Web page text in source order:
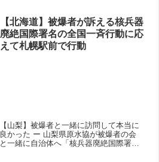
「NPT（核不拡散条約）再検討会議や国
連総会などで核兵器禁止...
【北海道】被爆者が訴える核兵器
廃絶国際署名の全国一斉行動に応
えて札幌駅前で行動
【山梨】被爆者と一緒に訪問して本当に
良かった ー 山梨県原水協が被爆者の会
と一緒に自治体へ「核兵器廃絶国際署